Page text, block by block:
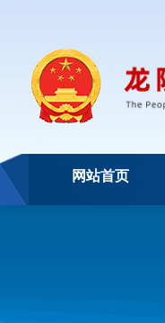
网站首页